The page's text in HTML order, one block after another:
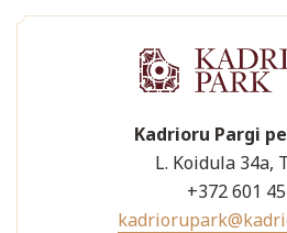
Kadrioru Pargi
L. Koidula 34a,
+372 601